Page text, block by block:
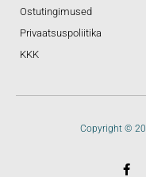
Ostutingimused
Privaatsuspoliitika
KKK
Copyright ©